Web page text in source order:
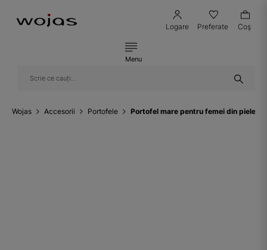
Logare Preferate Coş
Menu
Wojas Accesorii Portofele Portofel mare pentru femei din piele